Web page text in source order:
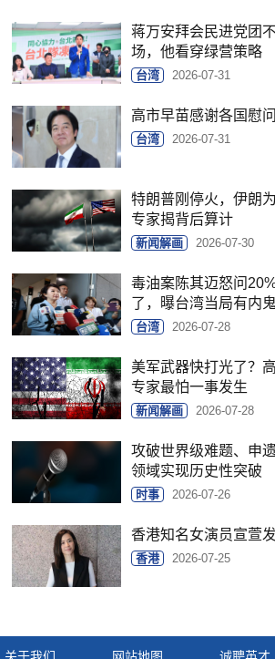
蒋万安拜会民进党团
场，他看穿绿营策略
台湾 2026-07-31
高市早苗感谢各国慰
台湾 2026-07-31
特朗普刚停火，伊朗
专家揭背后算计
新闻解画 2026-07-30
毒油案陈其迈怒问
了，曝台湾当局有内
台湾 2026-07-28
美军武器快打光了？
专家最怕一事发生
新闻解画 2026-07-28
攻破世界级难题、申
领域实现历史性突破
时事 2026-07-26
香港知名女演员宣萱
香港 2026-07-25